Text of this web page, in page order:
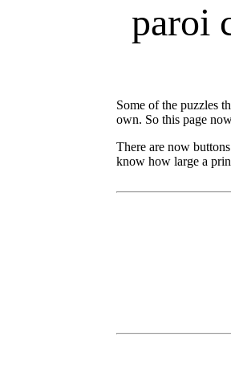
paroi
Some of the puzzles
own. So this page
There are now
know how large a